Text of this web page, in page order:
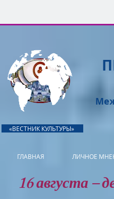
«ВЕСТНИК КУЛЬТУРЫ»
16 августа –
ГЛАВНАЯ ЛИЧНОЕ